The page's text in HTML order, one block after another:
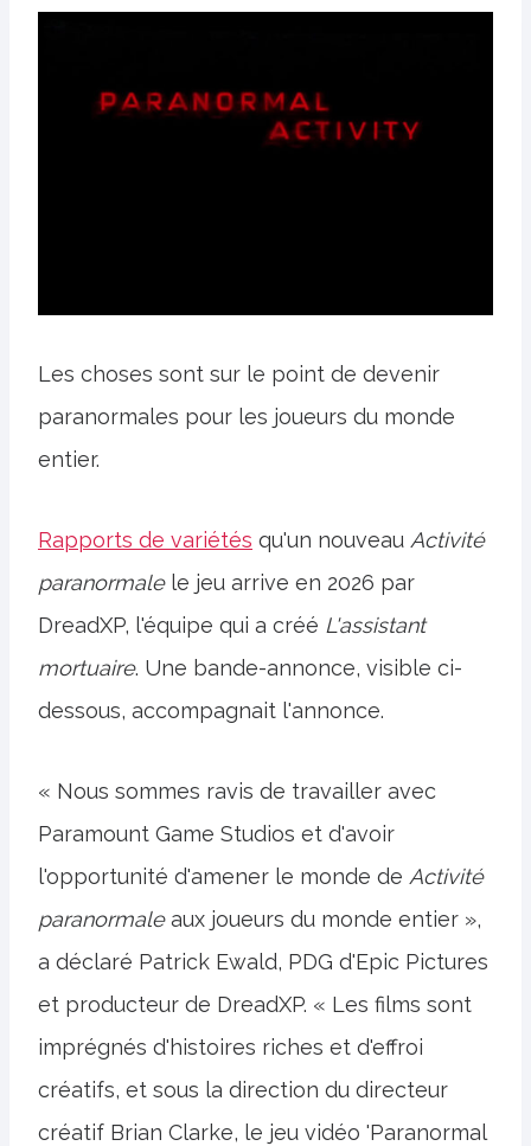
Les choses sont sur le point de devenir
paranormales pour les joueurs du monde
entier.
Rapports de variétés qu'un nouveau Activité
paranormale le jeu arrive en 2026 par
DreadXP, l'équipe qui a créé L'assistant
mortuaire. Une bande-annonce, visible ci-
dessous, accompagnait l'annonce.
« Nous sommes ravis de travailler avec
Paramount Game Studios et d'avoir
l'opportunité d'amener le monde de Activité
paranormaleaux joueurs du monde entier »,
a déclaré Patrick Ewald, PDG d'Epic Pictures
et producteur de DreadXP. « Les films sont
imprégnés d'histoires riches et d'effroi
créatifs, et sous la direction du directeur
créatif Brian Clarke, le jeu vidéo 'Paranormal